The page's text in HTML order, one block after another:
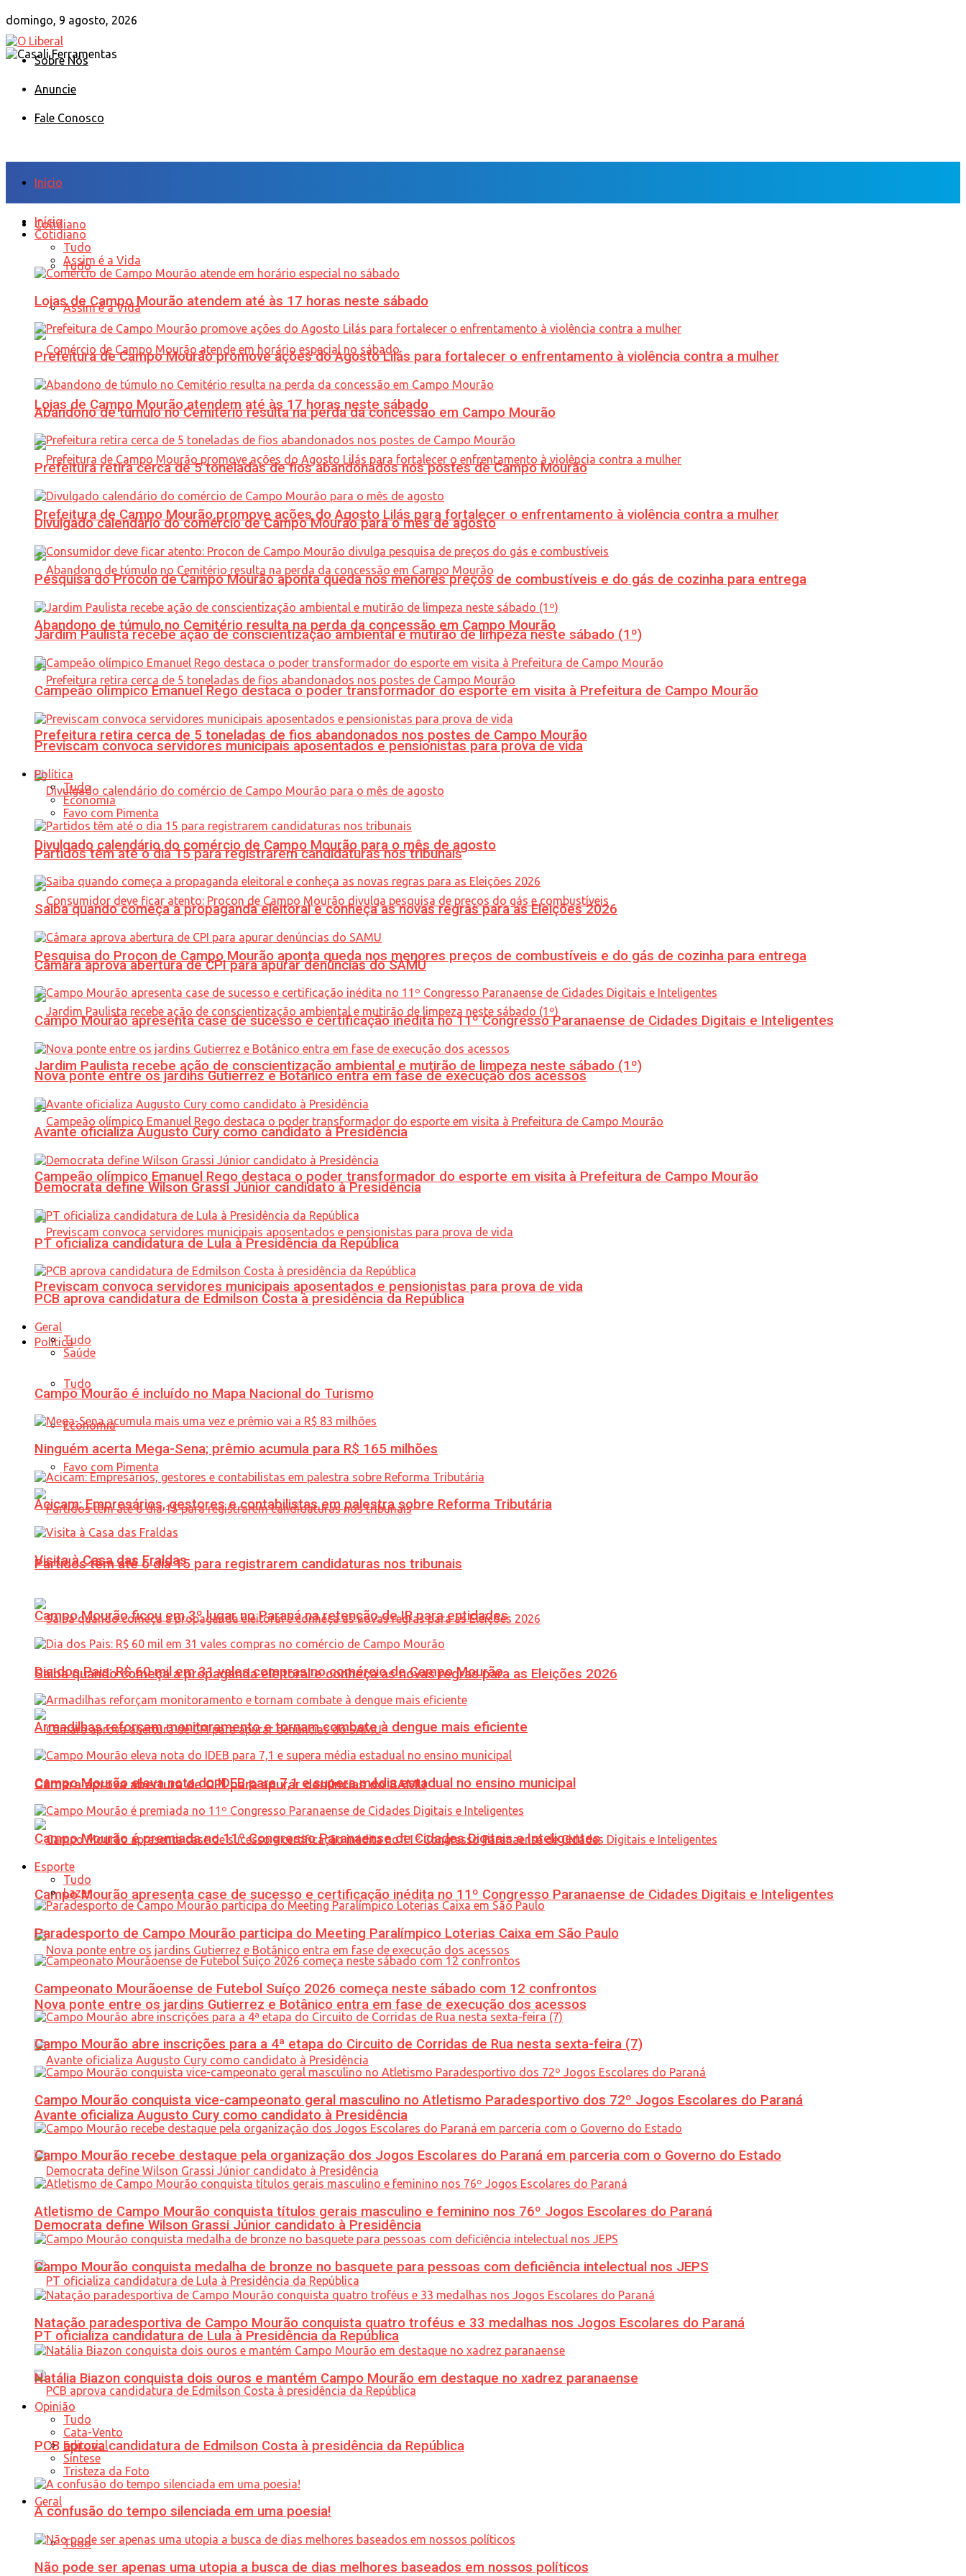
domingo, 9 agosto, 2026
Sobre Nós
Anuncie
Fale Conosco
Início
Cotidiano
Tudo
Assim é a Vida
Lojas de Campo Mourão atendem até às 17 horas neste sábado
Prefeitura de Campo Mourão promove ações do Agosto Lilás para fortalecer o enfrentamento à violência contra a mulher
Abandono de túmulo no Cemitério resulta na perda da concessão em Campo Mourão
Prefeitura retira cerca de 5 toneladas de fios abandonados nos postes de Campo Mourão
Divulgado calendário do comércio de Campo Mourão para o mês de agosto
Pesquisa do Procon de Campo Mourão aponta queda nos menores preços de combustíveis e do gás de cozinha para entrega
Jardim Paulista recebe ação de conscientização ambiental e mutirão de limpeza neste sábado (1º)
Campeão olímpico Emanuel Rego destaca o poder transformador do esporte em visita à Prefeitura de Campo Mourão
Previscam convoca servidores municipais aposentados e pensionistas para prova de vida
Política
Tudo
Economia
Favo com Pimenta
Partidos têm até o dia 15 para registrarem candidaturas nos tribunais
Saiba quando começa a propaganda eleitoral e conheça as novas regras para as Eleições 2026
Câmara aprova abertura de CPI para apurar denúncias do SAMU
Campo Mourão apresenta case de sucesso e certificação inédita no 11º Congresso Paranaense de Cidades Digitais e Inteligentes
Nova ponte entre os jardins Gutierrez e Botânico entra em fase de execução dos acessos
Avante oficializa Augusto Cury como candidato à Presidência
Democrata define Wilson Grassi Júnior candidato à Presidência
PT oficializa candidatura de Lula à Presidência da República
PCB aprova candidatura de Edmilson Costa à presidência da República
Geral
Tudo
Início
Cotidiano
Tudo
Assim é a Vida
Lojas de Campo Mourão atendem até às 17 horas neste sábado
Prefeitura de Campo Mourão promove ações do Agosto Lilás para fortalecer o enfrentamento à violência contra a mulher
Abandono de túmulo no Cemitério resulta na perda da concessão em Campo Mourão
Prefeitura retira cerca de 5 toneladas de fios abandonados nos postes de Campo Mourão
Divulgado calendário do comércio de Campo Mourão para o mês de agosto
Pesquisa do Procon de Campo Mourão aponta queda nos menores preços de combustíveis e do gás de cozinha para entrega
Jardim Paulista recebe ação de conscientização ambiental e mutirão de limpeza neste sábado (1º)
Campeão olímpico Emanuel Rego destaca o poder transformador do esporte em visita à Prefeitura de Campo Mourão
Previscam convoca servidores municipais aposentados e pensionistas para prova de vida
Política
Tudo
Economia
Favo com Pimenta
Partidos têm até o dia 15 para registrarem candidaturas nos tribunais
Saiba quando começa a propaganda eleitoral e conheça as novas regras para as Eleições 2026
Câmara aprova abertura de CPI para apurar denúncias do SAMU
Campo Mourão apresenta case de sucesso e certificação inédita no 11º Congresso Paranaense de Cidades Digitais e Inteligentes
Nova ponte entre os jardins Gutierrez e Botânico entra em fase de execução dos acessos
Avante oficializa Augusto Cury como candidato à Presidência
Democrata define Wilson Grassi Júnior candidato à Presidência
PT oficializa candidatura de Lula à Presidência da República
PCB aprova candidatura de Edmilson Costa à presidência da República
Geral
Tudo
Saúde
Campo Mourão é incluído no Mapa Nacional do Turismo
Ninguém acerta Mega-Sena; prêmio acumula para R$ 165 milhões
Acicam: Empresários, gestores e contabilistas em palestra sobre Reforma Tributária
Visita à Casa das Fraldas
Campo Mourão ficou em 3º lugar no Paraná na retenção de IR para entidades
Dia dos Pais: R$ 60 mil em 31 vales compras no comércio de Campo Mourão
Armadilhas reforçam monitoramento e tornam combate à dengue mais eficiente
Campo Mourão eleva nota do IDEB para 7,1 e supera média estadual no ensino municipal
Campo Mourão é premiada no 11º Congresso Paranaense de Cidades Digitais e Inteligentes
Esporte
Tudo
Lazer
Paradesporto de Campo Mourão participa do Meeting Paralímpico Loterias Caixa em São Paulo
Campeonato Mourãoense de Futebol Suíço 2026 começa neste sábado com 12 confrontos
Campo Mourão abre inscrições para a 4ª etapa do Circuito de Corridas de Rua nesta sexta-feira (7)
Campo Mourão conquista vice-campeonato geral masculino no Atletismo Paradesportivo dos 72º Jogos Escolares do Paraná
Campo Mourão recebe destaque pela organização dos Jogos Escolares do Paraná em parceria com o Governo do Estado
Atletismo de Campo Mourão conquista títulos gerais masculino e feminino nos 76º Jogos Escolares do Paraná
Campo Mourão conquista medalha de bronze no basquete para pessoas com deficiência intelectual nos JEPS
Natação paradesportiva de Campo Mourão conquista quatro troféus e 33 medalhas nos Jogos Escolares do Paraná
Natália Biazon conquista dois ouros e mantém Campo Mourão em destaque no xadrez paranaense
Opinião
Tudo
Cata-Vento
Editorial
Síntese
Tristeza da Foto
A confusão do tempo silenciada em uma poesia!
Não pode ser apenas uma utopia a busca de dias melhores baseados em nossos políticos